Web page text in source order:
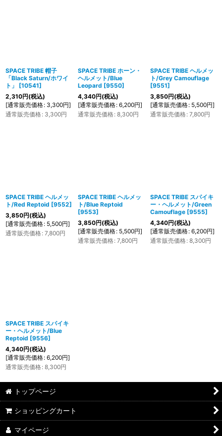
SPACE TRIBE 帽子
「Black Saturn/ホワイ
ト」
[10541]
2,310円(税込)
[通常販売価格: 3,300円]
通常販売価格: 3,300円
SPACE TRIBE ホーン・
ヘルメット/Blue
Leopard [9550]
4,340円(税込)
[通常販売価格: 6,200円]
通常販売価格: 8,300円
SPACE TRIBE ヘルメッ
ト/Grey Camouflage
[9551]
3,850円(税込)
[通常販売価格: 5,500円]
通常販売価格: 7,800円
SPACE TRIBE ヘルメッ
ト/Red Reptoid [9552]
3,850円(税込)
[通常販売価格: 5,500円]
通常販売価格: 7,800円
SPACE TRIBE ヘルメッ
ト/Blue Reptoid
[9553]
3,850円(税込)
[通常販売価格: 5,500円]
通常販売価格: 7,800円
SPACE TRIBE スパイキ
ー・ヘルメット/Green
Camouflage [9555]
4,340円(税込)
[通常販売価格: 6,200円]
通常販売価格: 8,300円
SPACE TRIBE スパイキ
ー・ヘルメット/Blue
Reptoid [9556]
4,340円(税込)
[通常販売価格: 6,200円]
通常販売価格: 8,300円
トップページ
ショッピングカート
マイページ